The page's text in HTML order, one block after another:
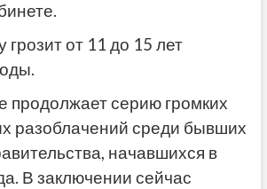
от 11 до 15 лет
продолжает серию громких
разоблачений среди бывших
начавшихся в
В заключении сейчас